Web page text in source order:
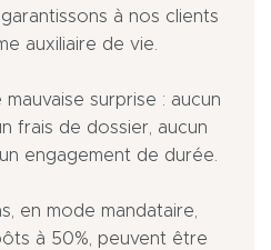
à nos clients
auxiliaire de vie.
surprise : aucun
frais de dossier, aucun
engagement de durée.
en mode mandataire,
à 50%, peuvent être